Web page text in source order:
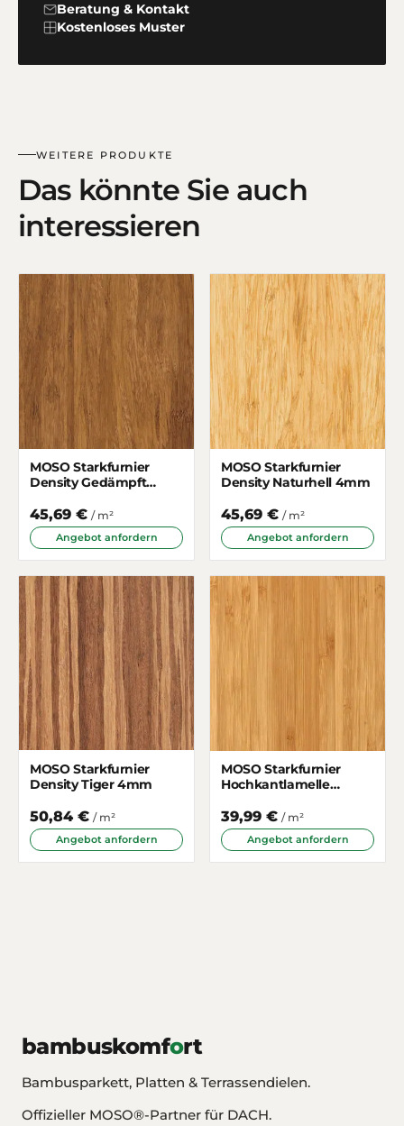
Beratung & Kontakt
Kostenloses Muster
WEITERE PRODUKTE
Das könnte Sie auch
interessieren
MOSO Starkfurnier
Density Gedämpft
45,69 € / m²
Angebot anfordern
MOSO Starkfurnier
Density Naturhell 4mm
45,69 € / m²
Angebot anfordern
MOSO Starkfurnier
Density Tiger 4mm
50,84 € / m²
Angebot anfordern
MOSO Starkfurnier
Hochkantlamelle
39,99 € / m²
Angebot anfordern
bambuskomfort
Bambusparkett, Platten & Terrassendielen.
Offizieller MOSO®-Partner für DACH.